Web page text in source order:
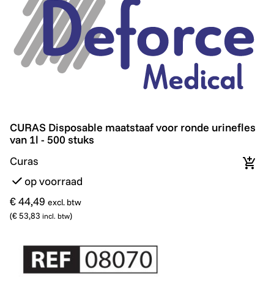
CURAS Disposable maatstaaf voor ronde urinefles
CURAS Disposable maatstaaf voor ronde urinefles
van 1l - 500 stuks
Curas
op voorraad
€ 44,49 excl. btw
(€ 53,83 incl. btw)
In